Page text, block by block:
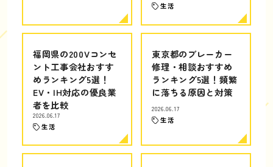
生活
福岡県の200Vコンセ
ント工事会社おすす
めランキング5選！
EV・IH対応の優良業
者を比較
2026.06.17
生活
東京都のブレーカー
修理・相談おすすめ
ランキング5選！頻繁
に落ちる原因と対策
2026.06.17
生活